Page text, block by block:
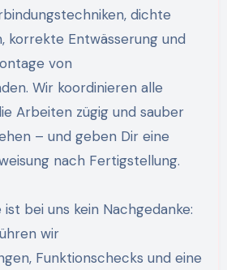
dichte
korrekte Entwässerung und
von
Wir koordinieren alle
Arbeiten zügig und sauber
– und geben Dir eine
nach Fertigstellung.
bei uns kein Nachgedanke:
wir
Funktionschecks und eine